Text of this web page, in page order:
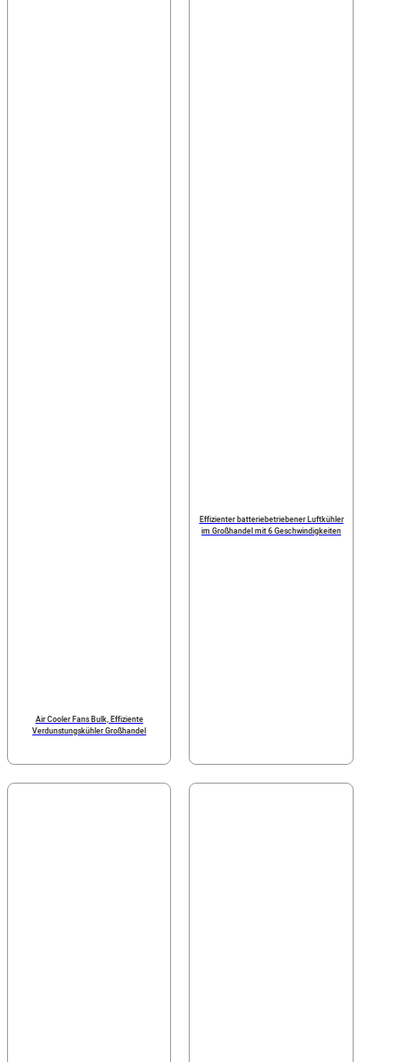
Air Cooler Fans Bulk, Effiziente
Verdunstungskühler Großhandel
Effizienter batteriebetriebener Luftkühler
im Großhandel mit 6 Geschwindigkeiten